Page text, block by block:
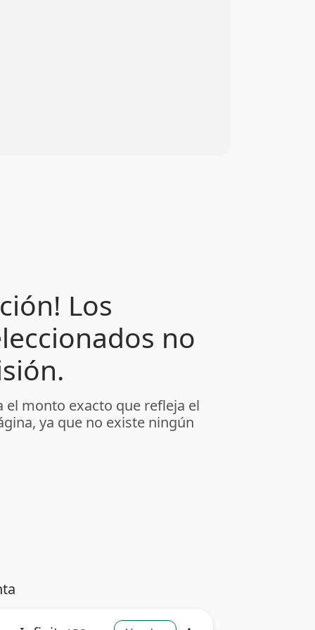
Los
no
el monto exacto que refleja el
ya que no existe ningún